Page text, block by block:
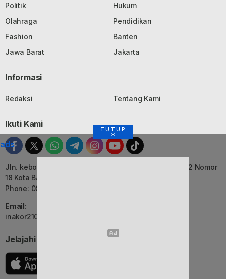
Politik
Hukum
Olahraga
Pendidikan
Fashion
Banten
Jawa Barat
Jakarta
Informasi
Redaksi Tentang Kami
Ikuti Kami
Jln. kebon Jati, Komplek Ruko Luxor Permai Kavling 22 Nomor
18 Kota Bandung, Jawa Barat
Phone: 082116055552
Email:
inakor2105@gmail.com (Redaksi)
Jelajahi Berita di Apps Kami
TUTUP
ads